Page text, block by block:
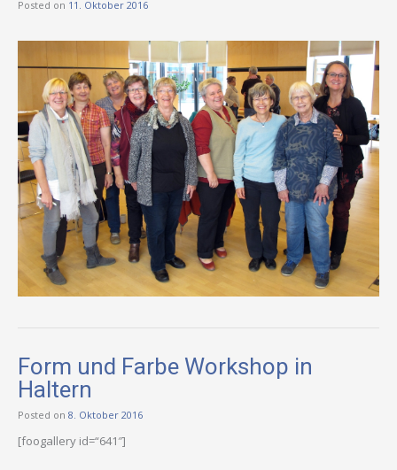
Posted on 11. Oktober 2016
Form und Farbe Workshop in
Haltern
Posted on 8. Oktober 2016
[foogallery id=“641″]